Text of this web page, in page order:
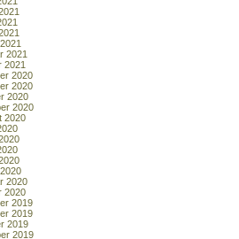
2021
2021
2020
2020
2020
2020
2020
2020
2020
2019
2019
2019
2019